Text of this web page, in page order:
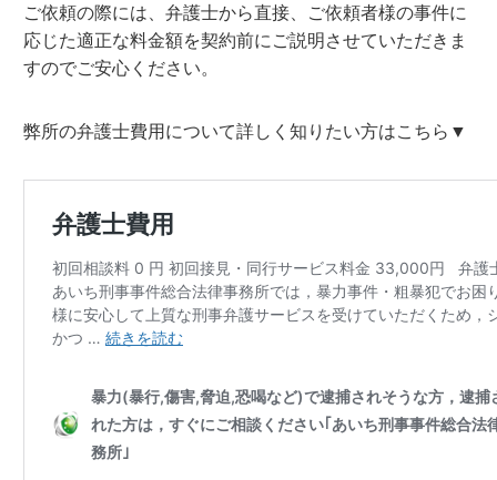
ご依頼の際には、弁護士から直接、ご依頼者様の事件に
応じた適正な料金額を契約前にご説明させていただきま
すのでご安心ください。
弊所の弁護士費用について詳しく知りたい方はこちら▼